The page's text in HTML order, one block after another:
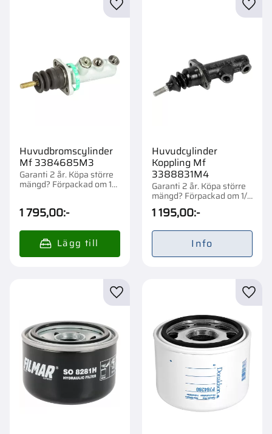
Huvudbromscylinder
Mf 3384685M3
Garanti 2 år. Köpa större
mängd? Förpackad om 1
1 795,00:-
Lägg till i favoriter
Huvudcylinder
Koppling Mf
3388831M4
Garanti 2 år. Köpa större
mängd? Förpackad om 1/1
st.
1 195,00:-
Info
Lägg till i favoriter